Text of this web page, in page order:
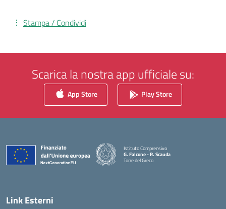
Stampa / Condividi
Scarica la nostra app ufficiale su:
App Store Play Store
Istituto Comprensivo
G. Falcone - R. Scauda
Torre del Greco
Link Esterni